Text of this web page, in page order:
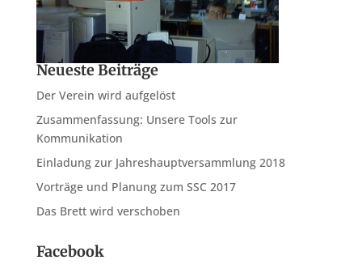
Neueste Beiträge
Der Verein wird aufgelöst
Zusammenfassung: Unsere Tools zur
Kommunikation
Einladung zur Jahreshauptversammlung 2018
Vorträge und Planung zum SSC 2017
Das Brett wird verschoben
Facebook